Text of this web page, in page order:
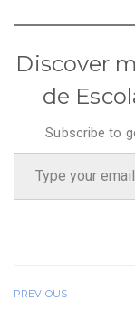
Discover
de
Subscribe to
Type your email…
PREVIOUS